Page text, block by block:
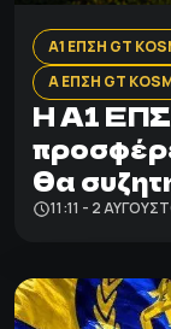
Α1 ΕΠΣΗ GT
Α ΕΠΣΗ GT
Η Α1
θα
11:11 - 2